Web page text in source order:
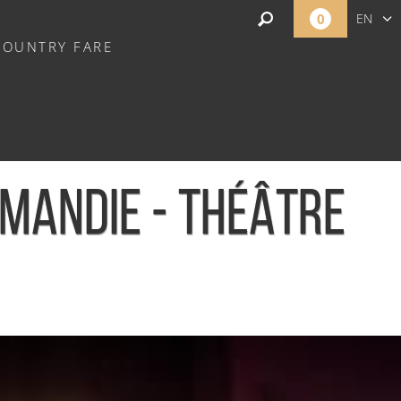
FARE
0 EN
- THÉÂTRE